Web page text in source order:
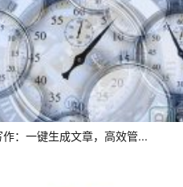
作流程，降低人力成本。企
导下，用户可以逐步掌握写
作：一键生成文章，高效管...